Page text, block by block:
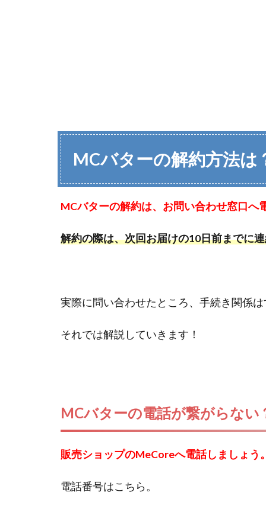
MCバターの解約方法は
MCバターの解約は、お問い合わせ窓口へ
解約の際は、次回お届けの10日前までに
実際に問い合わせたところ、手続き関係は
それでは解説していきます！
MCバターの電話が繋がらない
販売ショップのMeCoreへ電話しましょう。
電話番号はこちら。